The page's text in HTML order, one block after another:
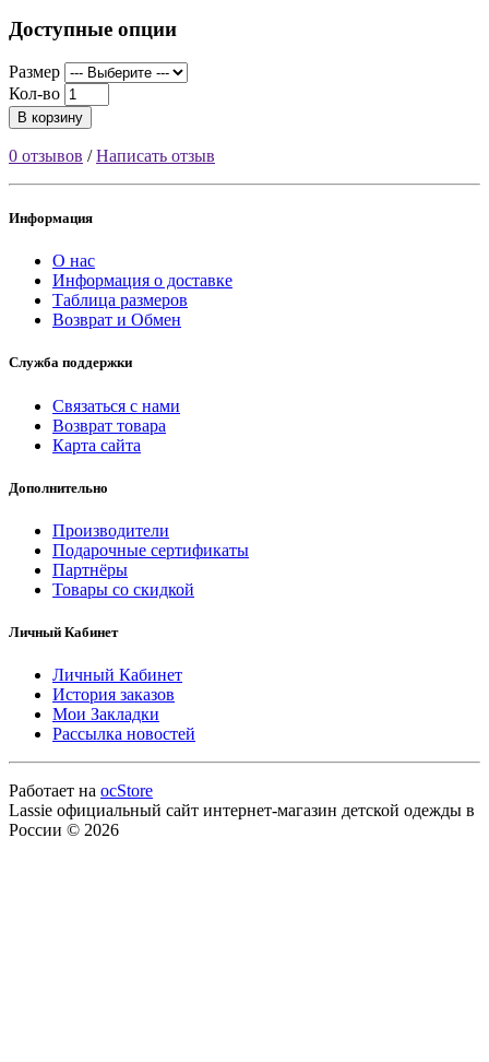
Доступные опции
Размер
Кол-во
В корзину
0 отзывов /Написать отзыв
Информация
О нас
Информация о доставке
Таблица размеров
Возврат и Обмен
Служба поддержки
Связаться с нами
Возврат товара
Карта сайта
Дополнительно
Производители
Подарочные сертификаты
Партнёры
Товары со скидкой
Личный Кабинет
Личный Кабинет
История заказов
Мои Закладки
Рассылка новостей
Работает на ocStore
Lassie официальный сайт интернет-магазин детской одежды в
России © 2026